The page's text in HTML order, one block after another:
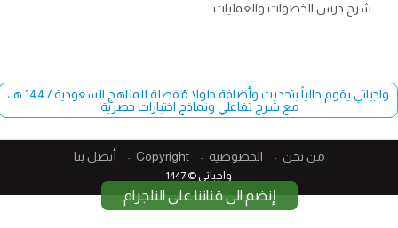
إنضم الى قناتنا على التلجرام
شرح درس الخطوات والعمليات
واجباتي يقوم حالياً بتحديث وأضافة حلولا مُفصلة للمناهج السعودية 1447 هـ،
مع شرح تفاعلي ونماذج اختبارات حصرية.
من نحن الخصوصية Copyright​ أتصل بنا
واجباتي © 1447